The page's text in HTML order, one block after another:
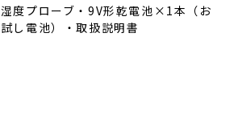
湿度プローブ・9V形乾電池×1本（お
試し電池）・取扱説明書